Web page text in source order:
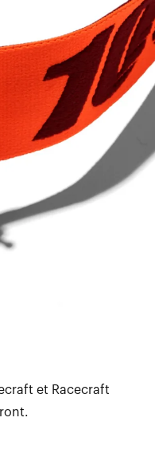
et Racecraft